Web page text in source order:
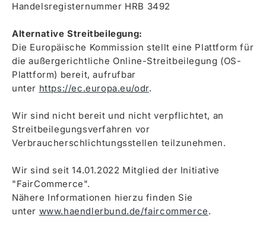
Handelsregisternummer HRB 3492
Alternative Streitbeilegung:
Die Europäische Kommission stellt eine Plattform für
die außergerichtliche Online-Streitbeilegung (OS-
Plattform) bereit, aufrufbar
unter https://ec.europa.eu/odr.
Wir sind nicht bereit und nicht verpflichtet, an
Streitbeilegungsverfahren vor
Verbraucherschlichtungsstellen teilzunehmen.
Wir sind seit 14.01.2022 Mitglied der Initiative
"FairCommerce".
Nähere Informationen hierzu finden Sie
unter www.haendlerbund.de/faircommerce.